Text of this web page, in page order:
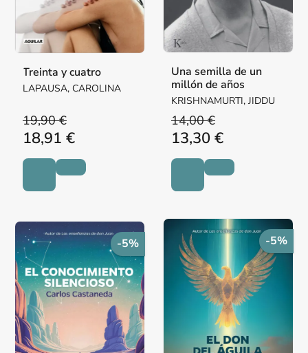
Treinta y cuatro
LAPAUSA, CAROLINA
19,90 €
18,91 €
Una semilla de un
millón de años
KRISHNAMURTI, JIDDU
14,00 €
13,30 €
-5% -5%